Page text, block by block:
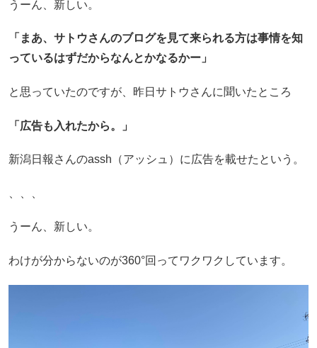
うーん、新しい。
「まあ、サトウさんのブログを見て来られる方は事情を知
っているはずだからなんとかなるかー」
と思っていたのですが、昨日サトウさんに聞いたところ
「広告も入れたから。」
新潟日報さんのassh（アッシュ）に広告を載せたという。
うーん、新しい。
わけが分からないのが360°回ってワクワクしています。